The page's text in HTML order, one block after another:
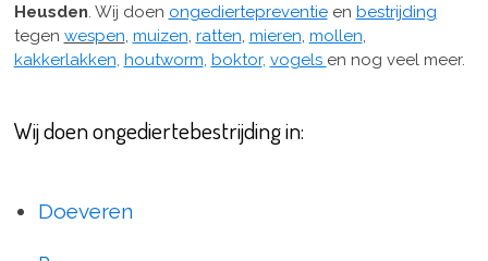
Heusden. Wij doen ongediertepreventie en bestrijding
tegen wespen, muizen, ratten, mieren, mollen,
kakkerlakken, houtworm, boktor, vogels en nog veel meer.
Wij doen ongediertebestrijding in:
Doeveren